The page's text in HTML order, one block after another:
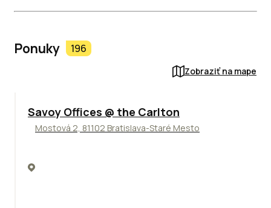
Ponuky 196
Zobraziť na mape
TOP
Savoy Offices @ the Carlton
Mostová 2, 81102 Bratislava-Staré Mesto